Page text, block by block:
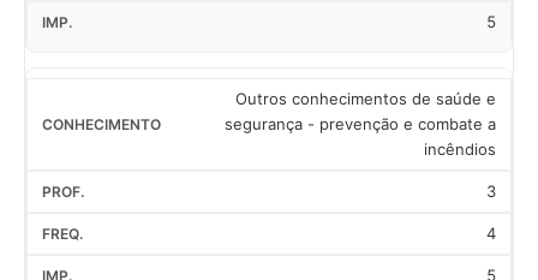
5
Outros conhecimentos de saúde e
segurança - prevenção e combate a
incêndios
3
4
5